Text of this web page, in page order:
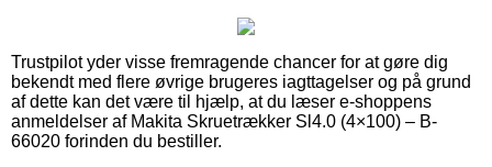
Trustpilot yder visse fremragende chancer for at gøre dig
bekendt med flere øvrige brugeres iagttagelser og på grund
af dette kan det være til hjælp, at du læser e-shoppens
anmeldelser af Makita Skruetrækker Sl4.0 (4×100) – B-
66020 forinden du bestiller.